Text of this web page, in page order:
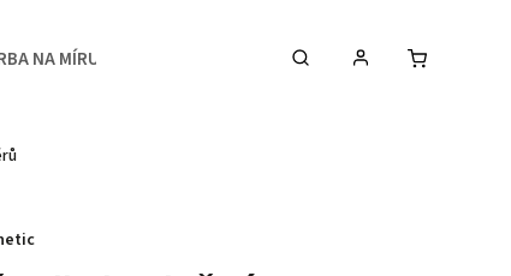
NA MÍRU KONTAKTY & STUDIO